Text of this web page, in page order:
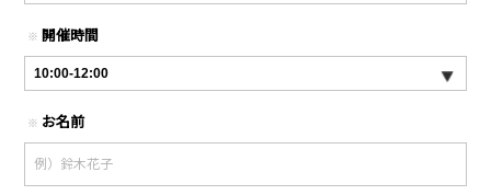
※ 開催時間
※ お名前